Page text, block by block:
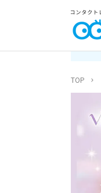
TOP